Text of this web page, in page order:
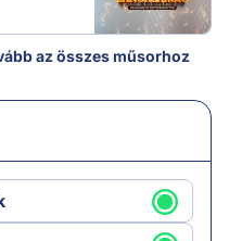
az összes műsorhoz